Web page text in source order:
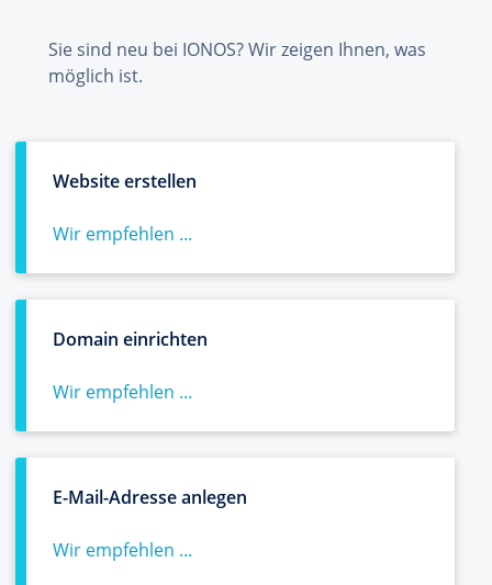
Sie sind neu bei IONOS? Wir zeigen Ihnen, was
möglich ist.
Website erstellen
Wir empfehlen ...
Domain einrichten
Wir empfehlen ...
E-Mail-Adresse anlegen
Wir empfehlen ...